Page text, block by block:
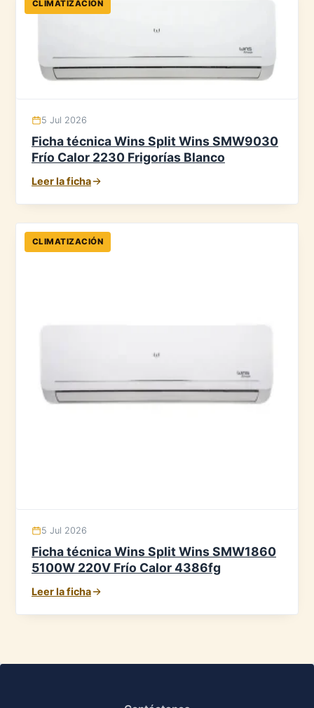
CLIMATIZACIÓN
5 Jul 2026
Ficha técnica Wins Split Wins SMW9030
Frío Calor 2230 Frigorías Blanco
Leer la ficha
CLIMATIZACIÓN
5 Jul 2026
Ficha técnica Wins Split Wins SMW1860
5100W 220V Frío Calor 4386fg
Leer la ficha